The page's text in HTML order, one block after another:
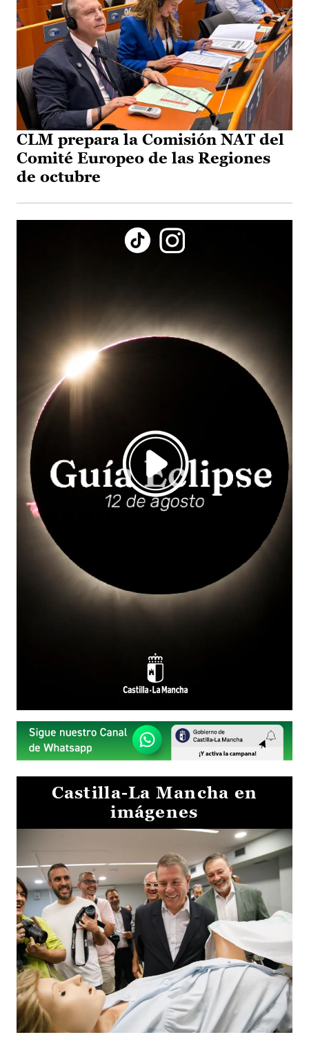
CLM prepara la Comisión NAT del
Comité Europeo de las Regiones
de octubre
Castilla-La Mancha en
imágenes